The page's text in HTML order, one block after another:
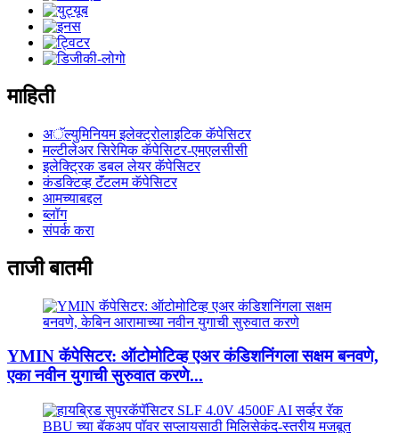
माहिती
अॅल्युमिनियम इलेक्ट्रोलाइटिक कॅपेसिटर
मल्टीलेअर सिरेमिक कॅपेसिटर-एमएलसीसी
इलेक्ट्रिक डबल लेयर कॅपेसिटर
कंडक्टिव्ह टॅंटलम कॅपेसिटर
आमच्याबद्दल
ब्लॉग
संपर्क करा
ताजी बातमी
YMIN कॅपेसिटर: ऑटोमोटिव्ह एअर कंडिशनिंगला सक्षम बनवणे,
एका नवीन युगाची सुरुवात करणे...